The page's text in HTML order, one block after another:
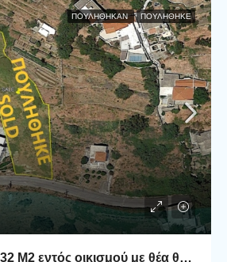
ΠΟΥΛΉΘΗΚΑΝ ΠΟΥΛΗΘΗΚΕ
Οικόπεδο 1.850,32 Μ2 εντός οικισμού με θέα θάλασσα.